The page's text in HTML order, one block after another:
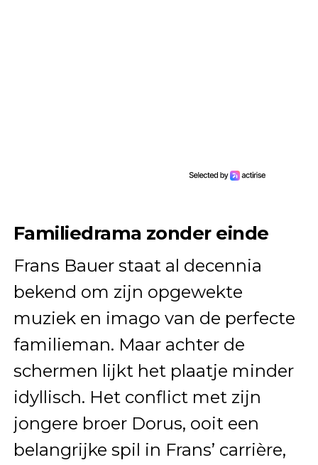
Familiedrama zonder einde
Frans Bauer staat al decennia
bekend om zijn opgewekte
muziek en imago van de perfecte
familieman. Maar achter de
schermen lijkt het plaatje minder
idyllisch. Het conflict met zijn
jongere broer Dorus, ooit een
belangrijke spil in Frans’ carrière,